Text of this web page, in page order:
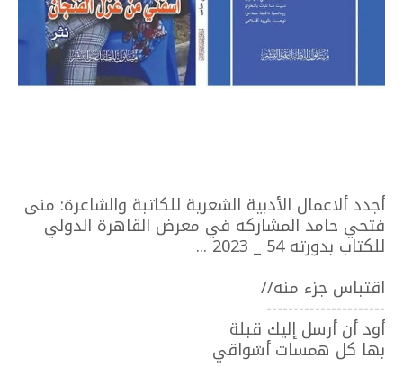
أجدد ألاعمال الأدبية الشعرية للكاتبة والشاعرة: منى
فتحي حامد المشاركه في معرض القاهرة الدولي
للكتاب بدورته 54 _ 2023 ...
اقتباس جزء منه//
----------------------
أود أن أرسل إليك قبلة
بها كل همسات أشواقي